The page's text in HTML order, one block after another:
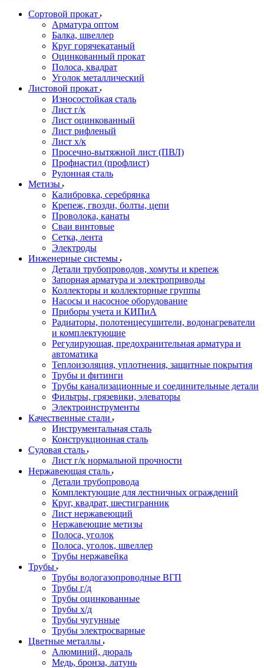
Сортовой прокат
Арматура оптом
Балка, швеллер
Круг горячекатаный
Оцинкованный прокат
Полоса, квадрат
Уголок металлический
Листовой прокат
Износостойкая сталь
Лист г/к
Лист оцинкованный
Лист рифленый
Лист х/к
Просечно-вытяжной лист (ПВЛ)
Профнастил (профлист)
Рулонная сталь
Метизы
Калибровка, серебрянка
Крепеж, гвозди, болты, цепи
Проволока, канаты
Сваи винтовые
Сетка, лента
Электроды
Инженерные системы
Детали трубопроводов, хомуты и крепеж
Запорная арматура и электроприводы
Коллекторы и коллекторные группы
Насосы и насосное оборудование
Приборы учета и КИПиА
Радиаторы, полотенцесушители, водонагреватели
и комплектующие
Регулирующая, предохранительная арматура и
автоматика
Теплоизоляция, уплотнения, защитные покрытия
Трубы и фитинги
Трубы канализационные и соединительные детали
Фильтры, грязевики, элеваторы
Электроинструменты
Качественные стали
Инструментальная сталь
Конструкционная сталь
Судовая сталь
Лист г/к нормальной прочности
Нержавеющая сталь
Детали трубопровода
Комплектующие для лестничных ограждений
Круг, квадрат, шестигранник
Лист нержавеющий
Нержавеющие метизы
Полоса, уголок
Полоса, уголок, швеллер
Трубы нержавейка
Трубы
Трубы водогазопроводные ВГП
Трубы г/д
Трубы оцинкованные
Трубы х/д
Трубы чугунные
Трубы электросварные
Цветные металлы
Алюминий, дюраль
Медь, бронза, латунь